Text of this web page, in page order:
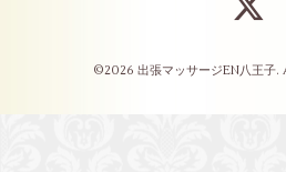
©2026 出張マッサージEN八王子.